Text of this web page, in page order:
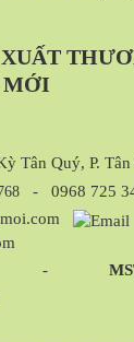
MỚI
Tân Quý, P.
- 0968 725
-